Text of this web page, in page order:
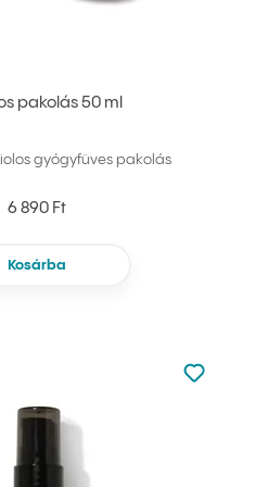
pakolás 50 ml
gyógyfüves pakolás
6 890 Ft
Kosárba
Nincsen
Hozzáadás